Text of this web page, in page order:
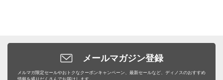
メールマガジン登録
メルマガ限定セールやおトクなクーポンキャンペーン、最新セールなど、ディノスのおすすめ